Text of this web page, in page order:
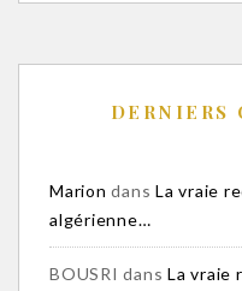
DERNIERS
Marion dans La vraie
algérienne…
BOUSRI dans La vraie